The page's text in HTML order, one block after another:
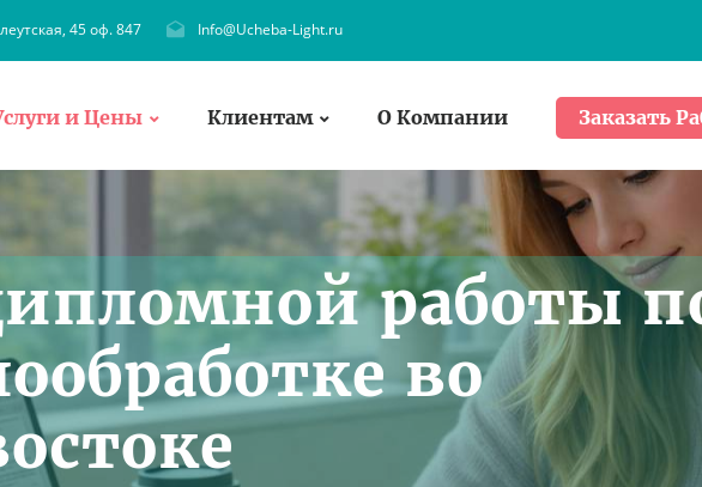
45 оф. 847 Info@Ucheba-Light.ru
и Цены Клиентам О Компании Заказать
работы
во